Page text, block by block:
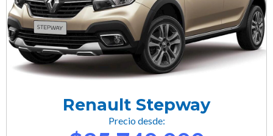
Renault Stepway
Precio desde: